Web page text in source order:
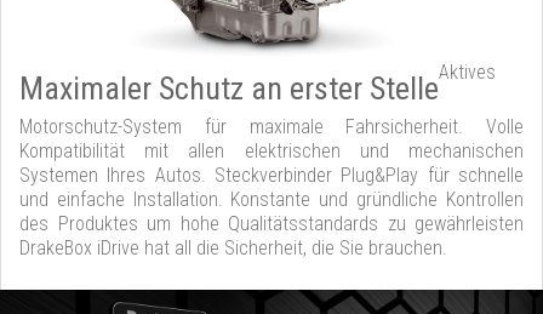
Maximaler Schutz an erster StelleAktives
Motorschutz-System für maximale Fahrsicherheit. Volle
Kompatibilität mit allen elektrischen und mechanischen
Systemen Ihres Autos. Steckverbinder Plug&Play für schnelle
und einfache Installation. Konstante und gründliche Kontrollen
des Produktes um hohe Qualitätsstandards zu gewährleisten
DrakeBox iDrive hat all die Sicherheit, die Sie brauchen.